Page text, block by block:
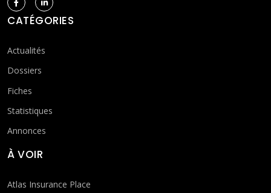
CATÉGORIES
Actualités
Dossiers
Fiches
Statistiques
Annonces
À VOIR
Atlas Insurance Place